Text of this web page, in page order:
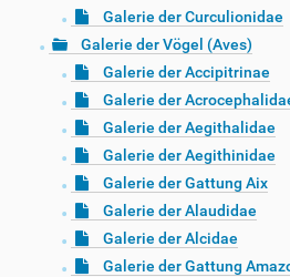
Galerie der Curculionidae
Galerie der Vögel (Aves)
Galerie der Accipitrinae
Galerie der
Galerie der Aegithalidae
Galerie der Aegithinidae
Galerie der Gattung Aix
Galerie der Alaudidae
Galerie der Alcidae
Galerie der Gattung